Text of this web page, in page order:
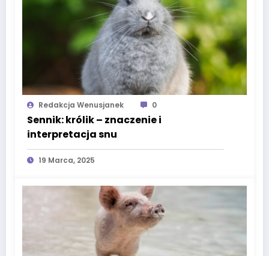
Redakcja Wenusjanek 0
Sennik: królik – znaczenie i
interpretacja snu
19 Marca, 2025